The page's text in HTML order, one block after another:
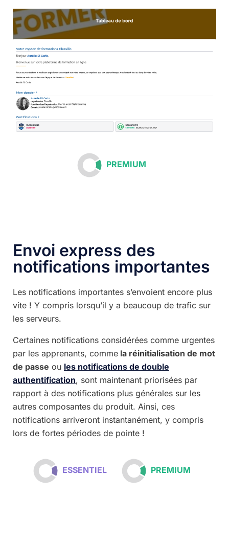
PREMIUM
Envoi express des
notifications importantes
Les notifications importantes s’envoient encore plus
vite ! Y compris lorsqu’il y a beaucoup de trafic sur
les serveurs.
Certaines notifications considérées comme urgentes
par les apprenants, comme la réinitialisation de mot
de passe ou les notifications de double
authentification, sont maintenant priorisées par
rapport à des notifications plus générales sur les
autres composantes du produit. Ainsi, ces
notifications arriveront instantanément, y compris
lors de fortes périodes de pointe !
ESSENTIEL PREMIUM